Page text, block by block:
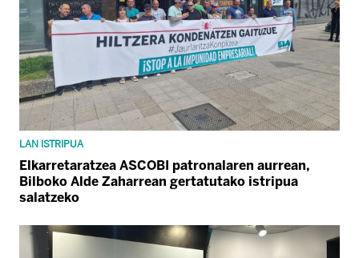
LAN ISTRIPUA
Elkarretaratzea ASCOBI patronalaren aurrean,
Bilboko Alde Zaharrean gertatutako istripua
salatzeko